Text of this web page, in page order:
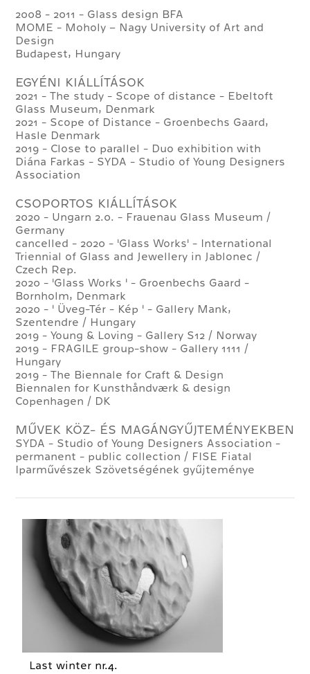
2008 - 2011 - Glass design BFA
MOME - Moholy – Nagy University of Art and
Design
Budapest, Hungary
EGYÉNI KIÁLLÍTÁSOK
2021 - The study - Scope of distance - Ebeltoft
Glass Museum, Denmark
2021 - Scope of Distance - Groenbechs Gaard,
Hasle Denmark
2019 - Close to parallel - Duo exhibition with
Diána Farkas - SYDA - Studio of Young Designers
Association
CSOPORTOS KIÁLLÍTÁSOK
2020 - Ungarn 2.0. - Frauenau Glass Museum /
Germany
cancelled - 2020 - 'Glass Works' - International
Triennial of Glass and Jewellery in Jablonec /
Czech Rep.
2020 - 'Glass Works ' - Groenbechs Gaard -
Bornholm, Denmark
​2020 - ' Üveg-Tér - Kép ' - Gallery Mank,
Szentendre / Hungary
2019 - Young & Loving - Gallery S12 / Norway
2019 - FRAGILE group-show - Gallery 1111 /
Hungary
2019 - The Biennale for Craft & Design
Biennalen for Kunsthåndværk & design
Copenhagen / DK
MŰVEK KÖZ- ÉS MAGÁNGYŰJTEMÉNYEKBEN
SYDA - Studio of Young Designers Association -
permanent - public collection / FISE Fiatal
Iparművészek Szövetségének gyűjteménye
Last winter nr.4.